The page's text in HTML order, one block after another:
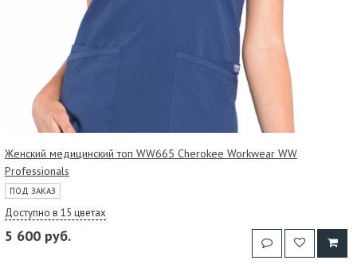
Женский медицинский топ WW665 Cherokee Workwear WW
Professionals
ПОД ЗАКАЗ
Доступно в 15 цветах
5 600 руб.